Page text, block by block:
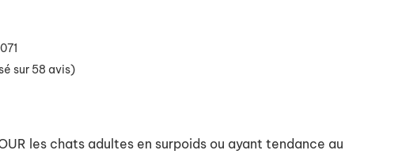
sur 58 avis)
les chats adultes en surpoids ou ayant tendance au